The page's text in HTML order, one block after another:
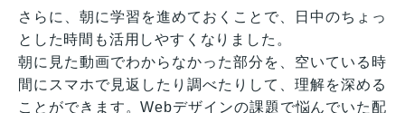
さらに、朝に学習を進めておくことで、日中のちょっ
とした時間も活用しやすくなりました。
朝に見た動画でわからなかった部分を、空いている時
間にスマホで見返したり調べたりして、理解を深める
ことができます。Webデザインの課題で悩んでいた配